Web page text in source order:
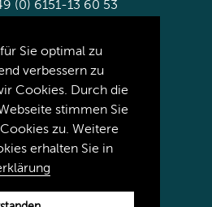
Sie optimal zu
verbessern zu
Cookies. Durch die
stimmen Sie
zu. Weitere
erhalten Sie in
(0) 6151-13 60 53